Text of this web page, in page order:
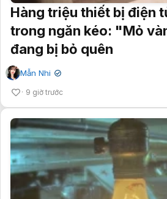
Hàng triệu thiết bị điện
trong ngăn kéo: "Mỏ
đang bị bỏ quên
Mẫn Nhi ✔
9 giờ trước